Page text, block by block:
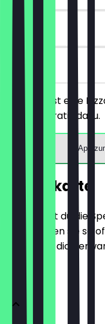
vor Ort
Du bestellst eine
Getränk gratis dazu.
App
Speisekarte
Hier findest du die
aktualisieren sie so
weißt, was dich